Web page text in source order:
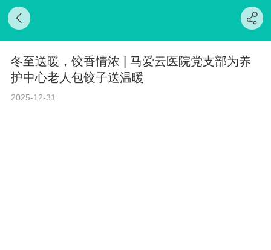
冬至送暖，饺香情浓 | 马爱云医院党支部为养
护中心老人包饺子送温暖
2025-12-31